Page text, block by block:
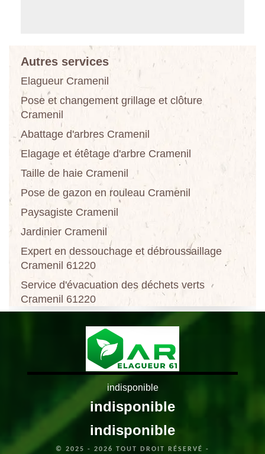
Autres services
Elagueur Cramenil
Pose et changement grillage et clôture
Cramenil
Abattage d'arbres Cramenil
Elagage et étêtage d'arbre Cramenil
Taille de haie Cramenil
Pose de gazon en rouleau Cramenil
Paysagiste Cramenil
Jardinier Cramenil
Expert en dessouchage et débroussaillage
Cramenil 61220
Service d'évacuation des déchets verts
Cramenil 61220
indisponible
indisponible
indisponible
© 2025 - 2026 TOUT DROIT RÉSERVÉ -